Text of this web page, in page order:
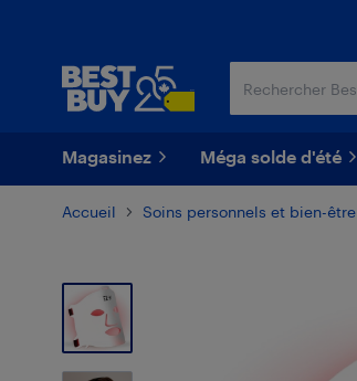
Magasinez Méga solde d'été
Accueil Soins personnels et bien-être